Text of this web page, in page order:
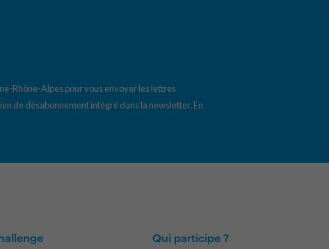
Rhône-Alpes pour vous envoyer les lettres
de désabonnement intégré dans la newsletter. En
Qui participe ?